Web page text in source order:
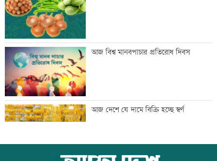
মেঘনার ভাঙনরোধে জিও ব্যাগ প্রকল্পে
অনিয়ম, এলাকাবাসীর মানববন্ধন
বাংলাদেশি পাঁচ হাজার কৃষি শ্রমিক নেবে
ওমান
আজ বিশ্ব মানবপাচার প্রতিরোধ দিবস
আজ দেশে যে দামে বিক্রি হচ্ছে স্বর্ণ